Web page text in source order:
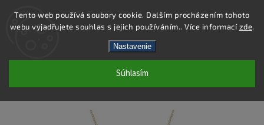
Tento web používá soubory cookie. Dalším procházením tohoto
webu vyjadřujete souhlas s jejich používáním.. Více informacízde.
Nastavenie
Súhlasím
Hľadať
DN131 - NÁHRDELNÍK